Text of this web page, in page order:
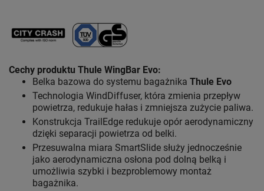
Cechy produktu Thule WingBar Evo:
Belka bazowa do systemu bagażnika Thule Evo
Technologia WindDiffuser, która zmienia przepływ
powietrza, redukuje hałas i zmniejsza zużycie paliwa.
Konstrukcja TrailEdge redukuje opór aerodynamiczny
dzięki separacji powietrza od belki.
Przesuwalna miara SmartSlide służy jednocześnie
jako aerodynamiczna osłona pod dolną belką i
umożliwia szybki i bezproblemowy montaż
bagażnika.